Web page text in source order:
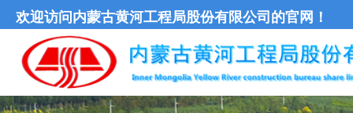
欢迎访问内蒙古黄河工程局股份有限公司的官网！